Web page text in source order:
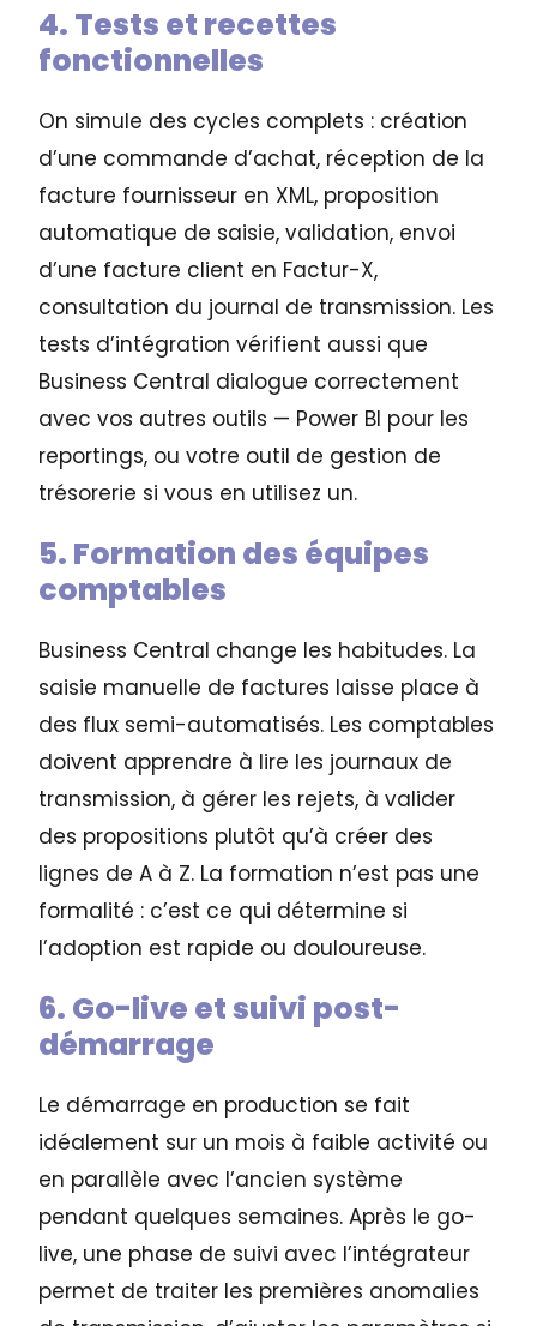
4. Tests et recettes
fonctionnelles
On simule des cycles complets : création
d’une commande d’achat, réception de la
facture fournisseur en XML, proposition
automatique de saisie, validation, envoi
d’une facture client en Factur-X,
consultation du journal de transmission. Les
tests d’intégration vérifient aussi que
Business Central dialogue correctement
avec vos autres outils — Power BI pour les
reportings, ou votre outil de gestion de
trésorerie si vous en utilisez un.
5. Formation des équipes
comptables
Business Central change les habitudes. La
saisie manuelle de factures laisse place à
des flux semi-automatisés. Les comptables
doivent apprendre à lire les journaux de
transmission, à gérer les rejets, à valider
des propositions plutôt qu’à créer des
lignes de A à Z. La formation n’est pas une
formalité : c’est ce qui détermine si
l’adoption est rapide ou douloureuse.
6. Go-live et suivi post-
démarrage
Le démarrage en production se fait
idéalement sur un mois à faible activité ou
en parallèle avec l’ancien système
pendant quelques semaines. Après le go-
live, une phase de suivi avec l’intégrateur
permet de traiter les premières anomalies